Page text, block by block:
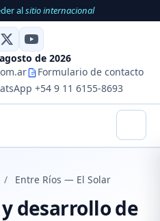
alsitio internacional
de 2026
Formulario de contacto
+54 9 11 6155-8693
/ Entre Ríos — El Solar
desarrollo de